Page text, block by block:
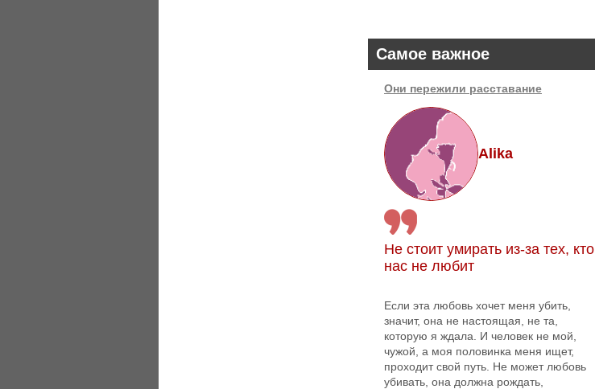
Самое важное
Они пережили расставание
Alika
Не стоит умирать из-за тех, кто
нас не любит
Если эта любовь хочет меня убить,
значит, она не настоящая, не та,
которую я ждала. И человек не мой,
чужой, а моя половинка меня ищет,
проходит свой путь. Не может любовь
убивать, она должна рождать,